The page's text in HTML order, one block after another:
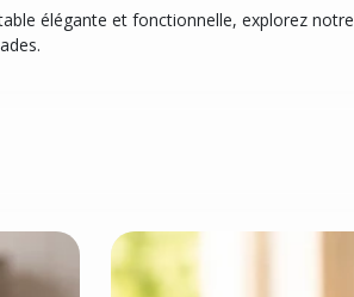
élégante et fonctionnelle, explorez notre